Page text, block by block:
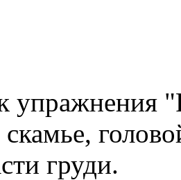
упражнения
груди.